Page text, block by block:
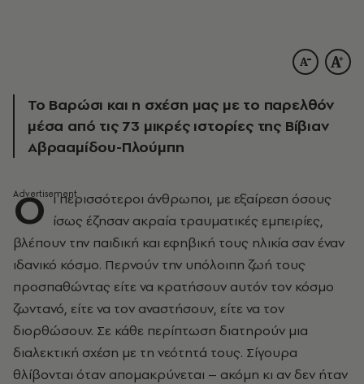
Το Βαρώσι και η σχέση μας με το παρελθόν
μέσα από τις 73 μικρές ιστορίες της Βίβιαν
Αβρααμίδου-Πλούμπη
Ο ι περισσότεροι άνθρωποι, με εξαίρεση όσους
ίσως έζησαν ακραία τραυματικές εμπειρίες,
βλέπουν την παιδική και εφηβική τους ηλικία σαν έναν
ιδανικό κόσμο. Περνούν την υπόλοιπη ζωή τους
προσπαθώντας είτε να κρατήσουν αυτόν τον κόσμο
ζωντανό, είτε να τον αναστήσουν, είτε να τον
διορθώσουν. Σε κάθε περίπτωση διατηρούν μια
διαλεκτική σχέση με τη νεότητά τους. Σίγουρα
θλίβονται όταν απομακρύνεται – ακόμη κι αν δεν ήταν